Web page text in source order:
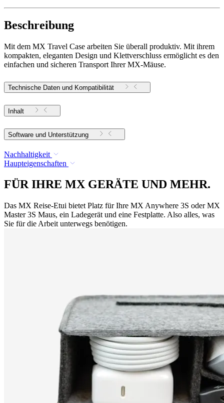
Beschreibung
Mit dem MX Travel Case arbeiten Sie überall produktiv. Mit ihrem
kompakten, eleganten Design und Klettverschluss ermöglicht es den
einfachen und sicheren Transport Ihrer MX-Mäuse.
Technische Daten und Kompatibilität
Inhalt
Software und Unterstützung
Nachhaltigkeit
Haupteigenschaften
FÜR IHRE MX GERÄTE UND MEHR.
Das MX Reise-Etui bietet Platz für Ihre MX Anywhere 3S oder MX
Master 3S Maus, ein Ladegerät und eine Festplatte. Also alles, was
Sie für die Arbeit unterwegs benötigen.